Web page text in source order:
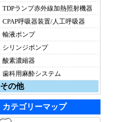
TDPランプ赤外線加熱照射機器
CPAP呼吸器装置/人工呼吸器
輸液ポンプ
シリンジポンプ
酸素濃縮器
歯科用麻酔システム
その他
カテゴリーマップ